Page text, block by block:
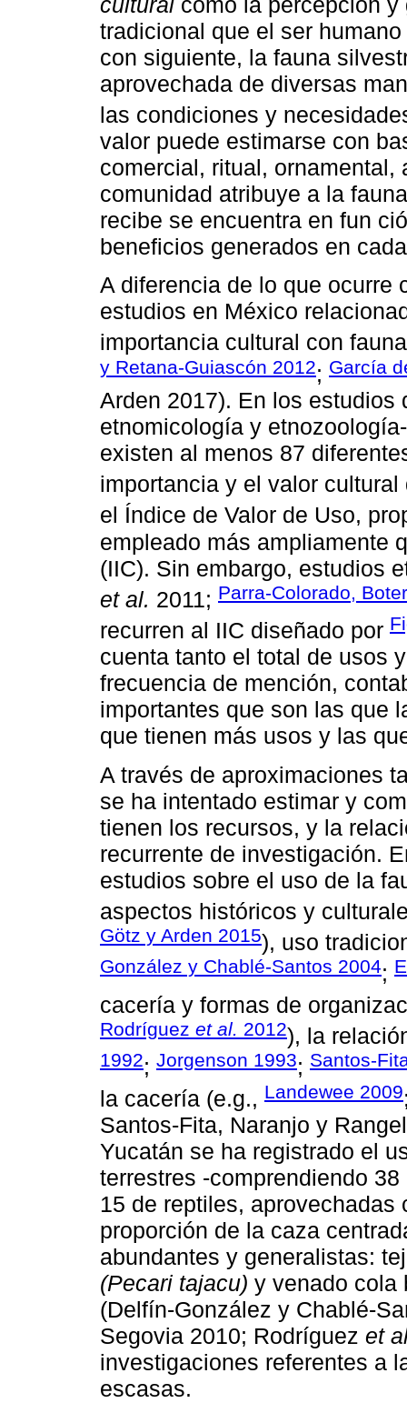
tradicional que el ser
con siguiente, la fauna
aprovechada de diversas
las condiciones y
valor puede estimarse con
comercial, ritual, ornamental,
comunidad atribuye a la
recibe se encuentra en fun
beneficios generados en
A diferencia de lo que ocurre
estudios en México
importancia cultural con
y Retana-Guiascón 2012; García
Arden 2017). En los
etnomicología y
existen al menos 87
importancia y el valor
el Índice de Valor de Uso,
empleado más ampliamente
(IIC). Sin embargo, estudios
et al. 2011; Parra-Colorado,
recurren al IIC diseñado por
cuenta tanto el total de usos
frecuencia de mención,
importantes que son las que
que tienen más usos y las
A través de aproximaciones
se ha intentado estimar y
tienen los recursos, y la
recurrente de investigación.
estudios sobre el uso de la
aspectos históricos y
Götz y Arden 2015), uso
González y Chablé-Santos 2004;
cacería y formas de
Rodríguez et al. 2012), la
1992; Jorgenson 1993; Santos-
la cacería (e.g., Landewee 2009
Santos-Fita, Naranjo y
Yucatán se ha registrado el
terrestres -comprendiendo
15 de reptiles,
proporción de la caza
abundantes y generalistas:
(Pecari tajacu) y venado
(Delfín-González y Chablé-
Segovia 2010; Rodríguez et
investigaciones referentes a
escasas.